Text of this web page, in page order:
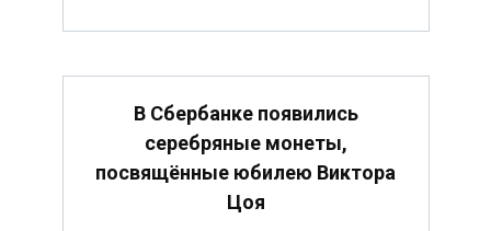
В Сбербанке появились
серебряные монеты,
посвящённые юбилею Виктора
Цоя